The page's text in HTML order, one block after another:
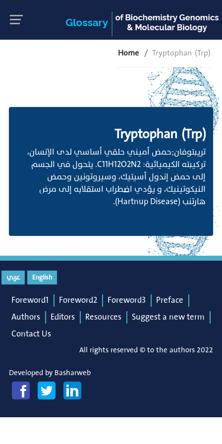
Home Tryptophan (Trp)
Tryptophan (Trp)
تريبتوفان;حمض أميني حلقي أساسي لدى الإنسان،
تركيبته الكيميائية: C11H12O2N2. يتحول في الجسم
إلى حمض إندول أسيتيك، وسيروتونين وحمض
النيكوتينيك، و يؤدي اضطراب استقلابه إلى مرض
هارتنب (Hartnup Disease).
English عربي
Foreword1 Foreword2 Foreword3
Preface
Authors
Editors Resources
Suggest a new term
Contact Us
All rights reserved © to the authors 2022
Developed by Basharweb